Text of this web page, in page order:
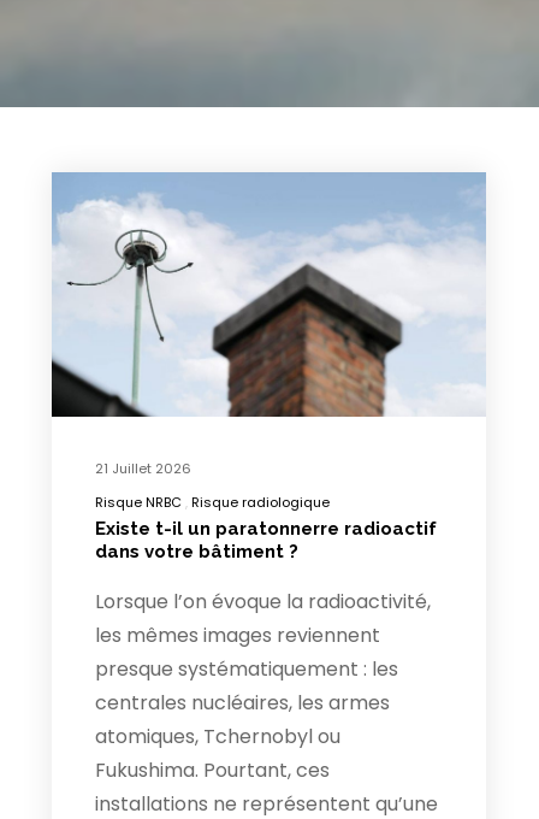
21 Juillet 2026
Risque NRBC Risque radiologique
Existe t-il un paratonnerre radioactif
dans votre bâtiment ?
Lorsque l’on évoque la radioactivité,
les mêmes images reviennent
presque systématiquement : les
centrales nucléaires, les armes
atomiques, Tchernobyl ou
Fukushima. Pourtant, ces
installations ne représentent qu’une